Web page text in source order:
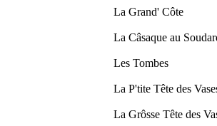
La Grand' Côte
La Câsaque au
Les Tombes
La P'tite Tête des
La Grôsse Tête des